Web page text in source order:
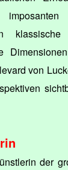
klassische
von
der